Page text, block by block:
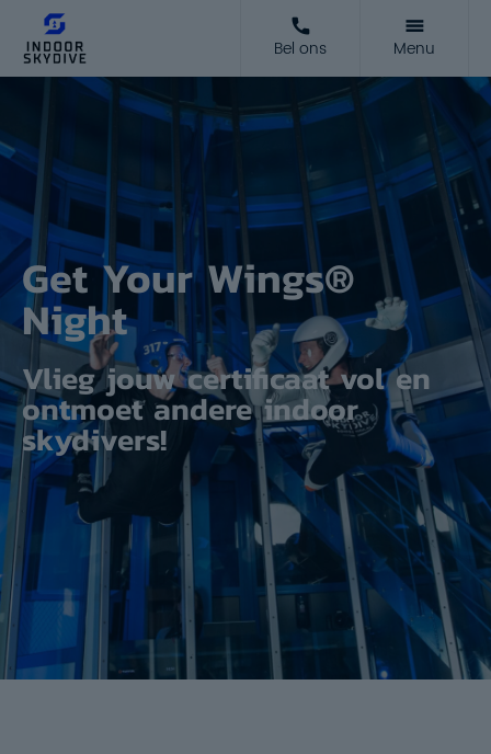
Bel ons Menu
Get Your Wings®
Night
Vlieg jouw certificaat vol en
ontmoet andere indoor
skydivers!